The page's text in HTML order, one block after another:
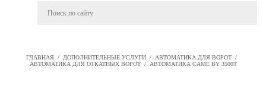
ГЛАВНАЯ / ДОПОЛНИТЕЛЬНЫЕ УСЛУГИ / АВТОМАТИКА ДЛЯ ВОРОТ /
АВТОМАТИКА ДЛЯ ОТКАТНЫХ ВОРОТ / АВТОМАТИКА CAME BY 3500T